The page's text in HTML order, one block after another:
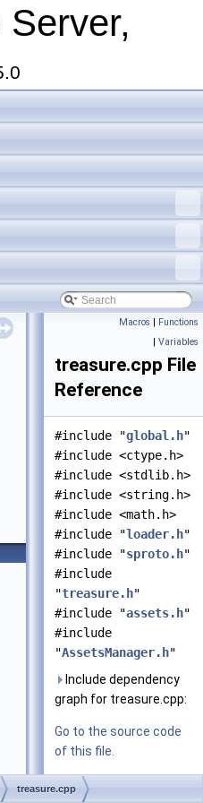
Macros | Functions
| Variables
treasure.cpp File
Reference
#include "global.h"
#include <ctype.h>
#include <stdlib.h>
#include <string.h>
#include <math.h>
#include "loader.h"
#include "sproto.h"
#include
"treasure.h"
#include "assets.h"
#include
"AssetsManager.h"
Include dependency
graph for treasure.cpp:
Go to the source code
of this file.
treasure.cpp